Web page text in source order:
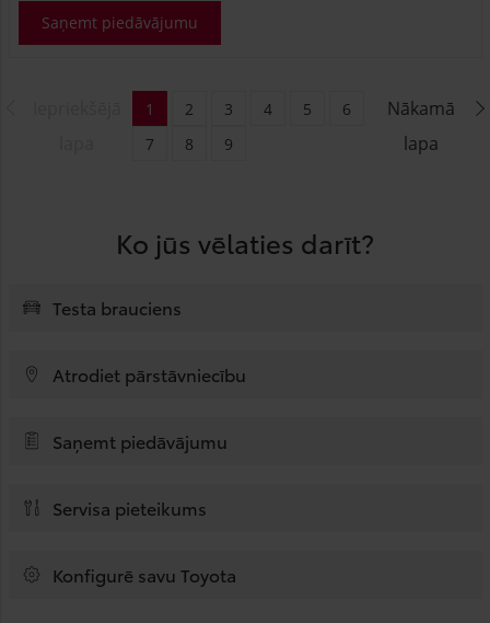
Saņemt piedāvājumu
Nākamā
lapa
1 2 3 4 5
6
7
8 9
Ko jūs vēlaties darīt?
Testa brauciens
Atrodiet pārstāvniecību
Saņemt piedāvājumu
Servisa pieteikums
Konfigurē savu Toyota